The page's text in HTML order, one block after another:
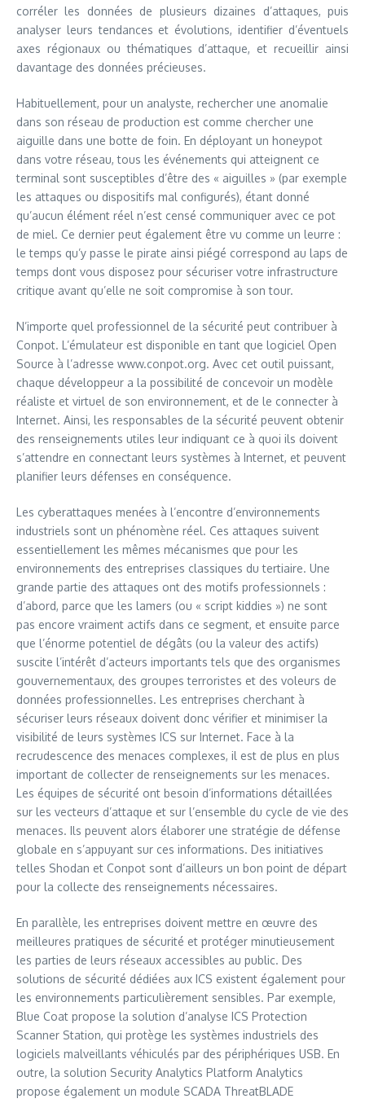
corréler les données de plusieurs dizaines d’attaques, puis
analyser leurs tendances et évolutions, identifier d’éventuels
axes régionaux ou thématiques d’attaque, et recueillir ainsi
davantage des données précieuses.
Habituellement, pour un analyste, rechercher une anomalie
dans son réseau de production est comme chercher une
aiguille dans une botte de foin. En déployant un honeypot
dans votre réseau, tous les événements qui atteignent ce
terminal sont susceptibles d’être des « aiguilles » (par exemple
les attaques ou dispositifs mal configurés), étant donné
qu’aucun élément réel n’est censé communiquer avec ce pot
de miel. Ce dernier peut également être vu comme un leurre :
le temps qu’y passe le pirate ainsi piégé correspond au laps de
temps dont vous disposez pour sécuriser votre infrastructure
critique avant qu’elle ne soit compromise à son tour.
N’importe quel professionnel de la sécurité peut contribuer à
Conpot. L’émulateur est disponible en tant que logiciel Open
Source à l’adresse www.conpot.org. Avec cet outil puissant,
chaque développeur a la possibilité de concevoir un modèle
réaliste et virtuel de son environnement, et de le connecter à
Internet. Ainsi, les responsables de la sécurité peuvent obtenir
des renseignements utiles leur indiquant ce à quoi ils doivent
s’attendre en connectant leurs systèmes à Internet, et peuvent
planifier leurs défenses en conséquence.
Les cyberattaques menées à l’encontre d’environnements
industriels sont un phénomène réel. Ces attaques suivent
essentiellement les mêmes mécanismes que pour les
environnements des entreprises classiques du tertiaire. Une
grande partie des attaques ont des motifs professionnels :
d’abord, parce que les lamers (ou « script kiddies ») ne sont
pas encore vraiment actifs dans ce segment, et ensuite parce
que l’énorme potentiel de dégâts (ou la valeur des actifs)
suscite l’intérêt d’acteurs importants tels que des organismes
gouvernementaux, des groupes terroristes et des voleurs de
données professionnelles. Les entreprises cherchant à
sécuriser leurs réseaux doivent donc vérifier et minimiser la
visibilité de leurs systèmes ICS sur Internet. Face à la
recrudescence des menaces complexes, il est de plus en plus
important de collecter de renseignements sur les menaces.
Les équipes de sécurité ont besoin d’informations détaillées
sur les vecteurs d’attaque et sur l’ensemble du cycle de vie des
menaces. Ils peuvent alors élaborer une stratégie de défense
globale en s’appuyant sur ces informations. Des initiatives
telles Shodan et Conpot sont d’ailleurs un bon point de départ
pour la collecte des renseignements nécessaires.
En parallèle, les entreprises doivent mettre en œuvre des
meilleures pratiques de sécurité et protéger minutieusement
les parties de leurs réseaux accessibles au public. Des
solutions de sécurité dédiées aux ICS existent également pour
les environnements particulièrement sensibles. Par exemple,
Blue Coat propose la solution d’analyse ICS Protection
Scanner Station, qui protège les systèmes industriels des
logiciels malveillants véhiculés par des périphériques USB. En
outre, la solution Security Analytics Platform Analytics
propose également un module SCADA ThreatBLADE